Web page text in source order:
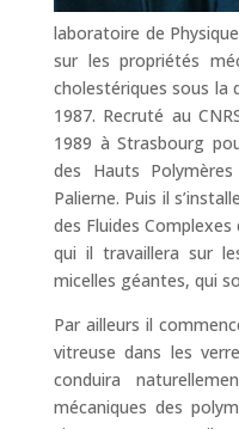
laboratoire de
sur les propriétés
cholestériques sous la
1987. Recruté au
1989 à Strasbourg
des Hauts
Palierne. Puis il
des Fluides
qui il travaillera sur
micelles géantes, qui
Par ailleurs il
vitreuse dans les
conduira
mécaniques des